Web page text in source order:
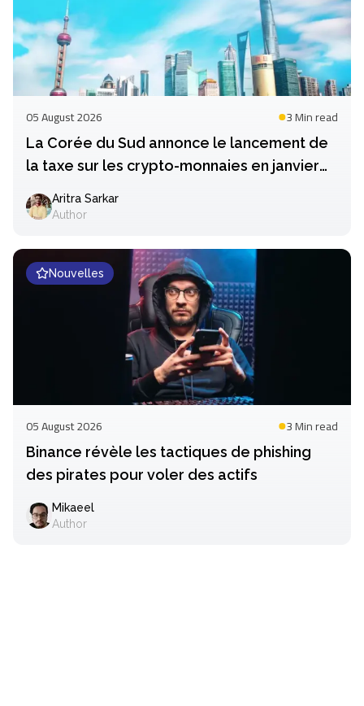
05 August 2026 3 Minread
La Corée du Sud annonce le lancement de
la taxe sur les crypto-monnaies en janvier
Aritra Sarkar
Author
Nouvelles
05 August 2026 3 Minread
Binance révèle les tactiques de phishing
des pirates pour voler des actifs
Mikaeel
Author